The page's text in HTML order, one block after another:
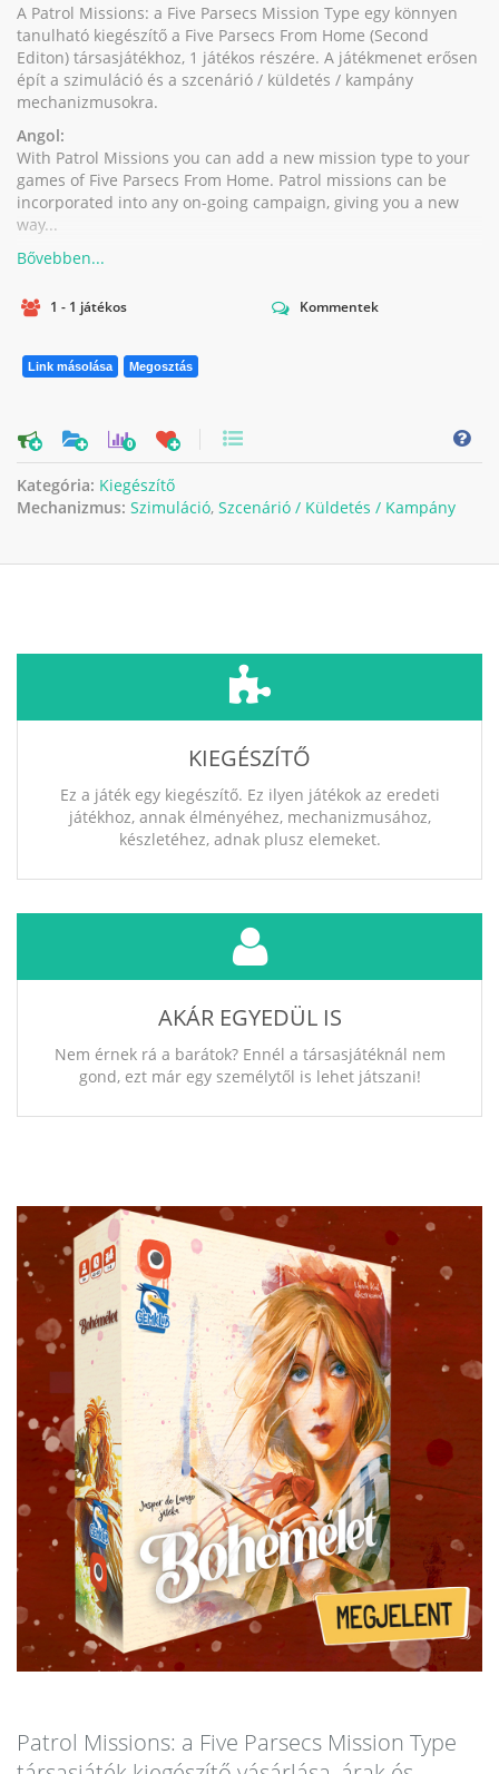
A Patrol Missions: a Five Parsecs Mission Type egy könnyen
tanulható kiegészítő a Five Parsecs From Home (Second
Editon) társasjátékhoz, 1 játékos részére. A játékmenet erősen
épít a szimuláció és a szcenárió / küldetés / kampány
mechanizmusokra.
Angol:
With Patrol Missions you can add a new mission type to your
games of Five Parsecs From Home. Patrol missions can be
incorporated into any on-going campaign, giving you a new
way...
1 - 1 játékos Kommentek
Link másolása Megosztás
0
Kategória: Kiegészítő
Mechanizmus: Szimuláció, Szcenárió / Küldetés / Kampány
KIEGÉSZÍTŐ
Ez a játék egy kiegészítő. Ez ilyen játékok az eredeti
játékhoz, annak élményéhez, mechanizmusához,
készletéhez, adnak plusz elemeket.
AKÁR EGYEDÜL IS
Nem érnek rá a barátok? Ennél a társasjátéknál nem
gond, ezt már egy személytől is lehet játszani!
Patrol Missions: a Five Parsecs Mission Type